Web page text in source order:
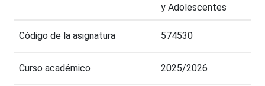
y Adolescentes
Código de la asignatura 574530
Curso académico 2025/2026